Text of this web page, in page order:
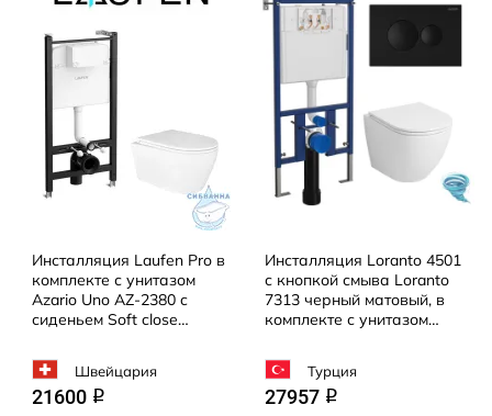
Инсталляция Laufen Pro в
комплекте с унитазом
Azario Uno AZ-2380 c
сиденьем Soft close
Швейцария
21600 q
Инсталляция Loranto 4501
с кнопкой смыва Loranto
7313 черный матовый, в
комплекте с унитазом
сиденьем Soft close
(микролифт)
Турция
27957 q